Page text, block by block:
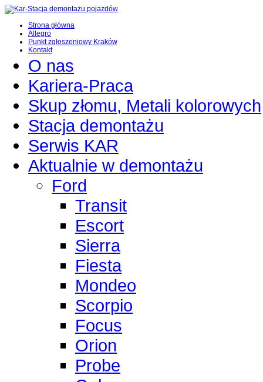
Strona główna
Allegro
Punkt zgłoszeniowy Kraków
Kontakt
O nas
Kariera-Praca
Skup złomu, Metali kolorowych
Stacja demontażu
Serwis KAR
Aktualnie w demontażu
Ford
Transit
Escort
Sierra
Fiesta
Mondeo
Scorpio
Focus
Orion
Probe